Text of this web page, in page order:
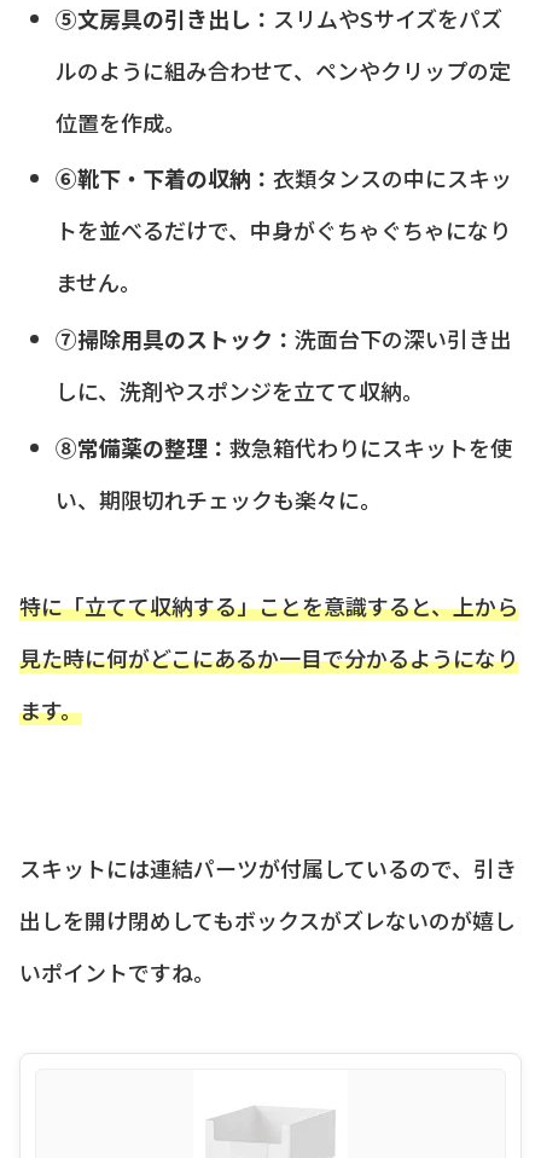
⑤文房具の引き出し： スリムやSサイズをパズ
ルのように組み合わせて、ペンやクリップの定
位置を作成。
⑥靴下・下着の収納： 衣類タンスの中にスキッ
トを並べるだけで、中身がぐちゃぐちゃになり
ません。
⑦掃除用具のストック： 洗面台下の深い引き出
しに、洗剤やスポンジを立てて収納。
⑧常備薬の整理： 救急箱代わりにスキットを使
い、期限切れチェックも楽々に。
特に「立てて収納する」ことを意識すると、上から
見た時に何がどこにあるか一目で分かるようになり
ます。
スキットには連結パーツが付属しているので、引き
出しを開け閉めしてもボックスがズレないのが嬉し
いポイントですね。